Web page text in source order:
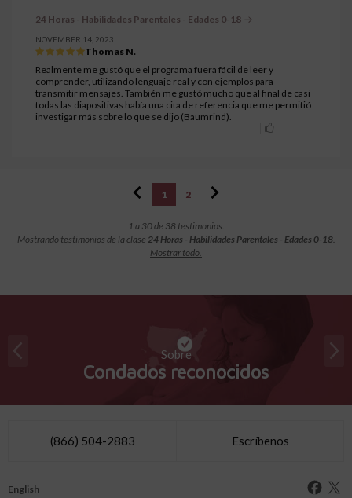
24 Horas - Habilidades Parentales - Edades 0-18
NOVEMBER 14, 2023
Thomas N.
Realmente me gustó que el programa fuera fácil de leer y
comprender, utilizando lenguaje real y con ejemplos para
transmitir mensajes. También me gustó mucho que al final de casi
todas las diapositivas había una cita de referencia que me permitió
investigar más sobre lo que se dijo (Baumrind).
1 2
1 a 30 de 38 testimonios.
Mostrando testimonios de la clase 24 Horas - Habilidades Parentales - Edades 0-18.
Mostrar todo.
Sobre
Condados reconocidos
(866) 504-2883 Escríbenos
English